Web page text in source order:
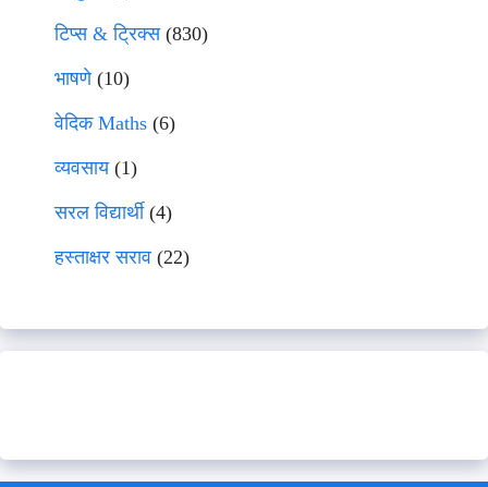
टिप्स & ट्रिक्स(830)
भाषणे(10)
वेदिक Maths (6)
व्यवसाय(1)
सरल विद्यार्थी(4)
हस्ताक्षर सराव (22)